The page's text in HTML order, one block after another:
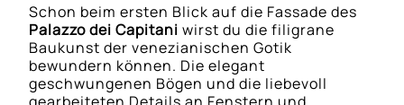
Schon beim ersten Blick auf die Fassade des
Palazzo dei Capitani wirst du die filigrane
Baukunst der venezianischen Gotik
bewundern können. Die elegant
geschwungenen Bögen und die liebevoll